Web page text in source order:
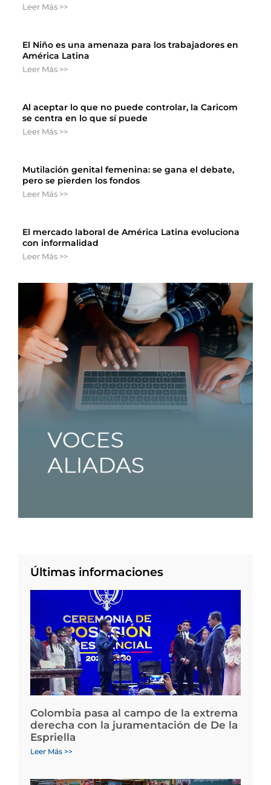
Leer Más >>
El Niño es una amenaza para los trabajadores en
América Latina
Leer Más >>
Al aceptar lo que no puede controlar, la Caricom
se centra en lo que sí puede
Leer Más >>
Mutilación genital femenina: se gana el debate,
pero se pierden los fondos
Leer Más >>
El mercado laboral de América Latina evoluciona
con informalidad
Leer Más >>
Últimas informaciones
Colombia pasa al campo de la extrema
derecha con la juramentación de De la
Espriella
Leer Más >>